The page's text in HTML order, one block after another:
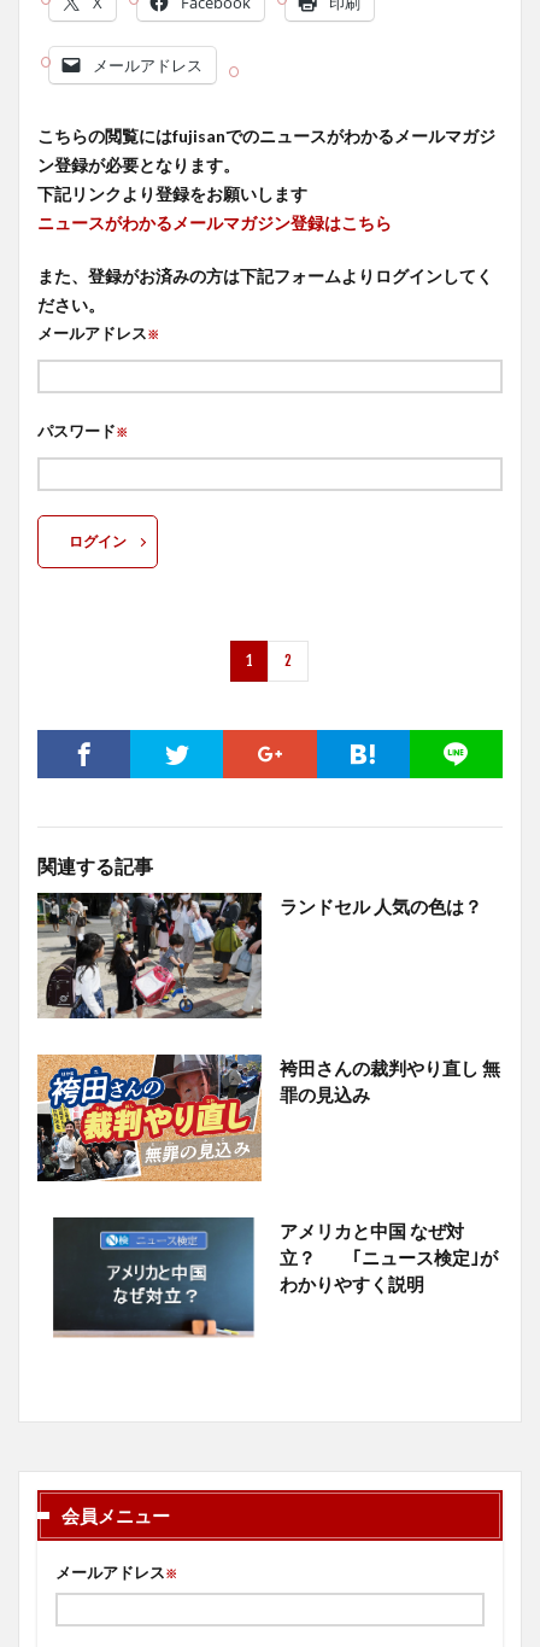
メールアドレス
こちらの閲覧にはfujisanでのニュースがわかるメールマガジ
ン登録が必要となります。
下記リンクより登録をお願いします
ニュースがわかるメールマガジン登録はこちら
また、登録がお済みの方は下記フォームよりログインしてく
ださい。
メールアドレス※
パスワード※
ログイン
1 2
関連する記事
ランドセル 人気の色は？
袴田さんの裁判やり直し 無
罪の見込み
アメリカと中国 なぜ対
立？ ｢ニュース検定｣が
わかりやすく説明
会員メニュー
メールアドレス※